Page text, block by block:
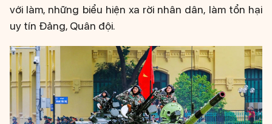
với làm, những biểu hiện xa rời nhân dân, làm tổn hại
uy tín Đảng, Quân đội.